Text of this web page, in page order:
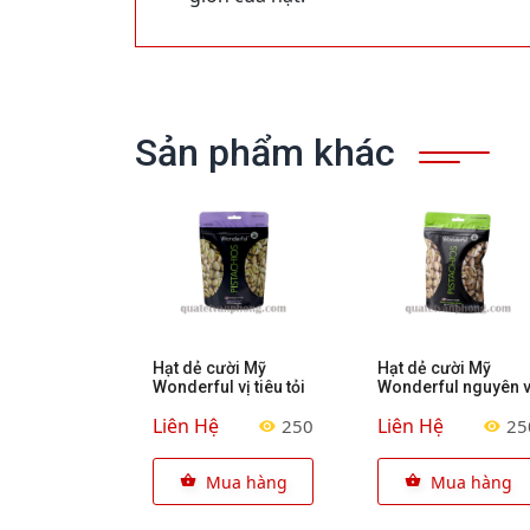
Sản phẩm khác
Hạt dẻ cười Mỹ
Wonderful vị tiêu tỏi
Liên Hệ 250
Mua hàng
Hạt dẻ cười Mỹ
Wonderful nguyên
Liên Hệ
Mua hàng